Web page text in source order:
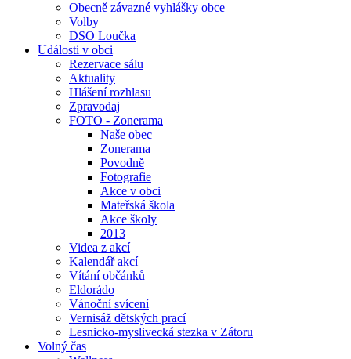
Obecně závazné vyhlášky obce
Volby
DSO Loučka
Události v obci
Rezervace sálu
Aktuality
Hlášení rozhlasu
Zpravodaj
FOTO - Zonerama
Naše obec
Zonerama
Povodně
Fotografie
Akce v obci
Mateřská škola
Akce školy
2013
Videa z akcí
Kalendář akcí
Vítání občánků
Eldorádo
Vánoční svícení
Vernisáž dětských prací
Lesnicko-myslivecká stezka v Zátoru
Volný čas